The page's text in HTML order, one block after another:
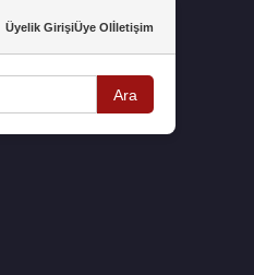
Üyelik GirişiÜye Olİletişim
Ara